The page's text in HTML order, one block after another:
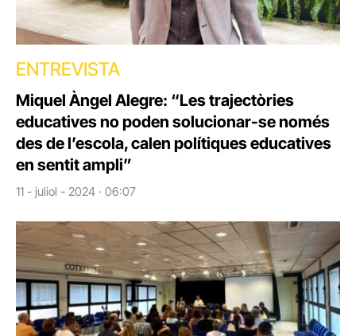
ENTREVISTA
Miquel Àngel Alegre: “Les trajectòries
educatives no poden solucionar-se només
des de l’escola, calen polítiques educatives
en sentit ampli”
11 - juliol - 2024 · 06:07